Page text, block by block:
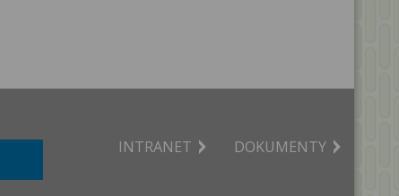
INTRANET DOKUMENTY